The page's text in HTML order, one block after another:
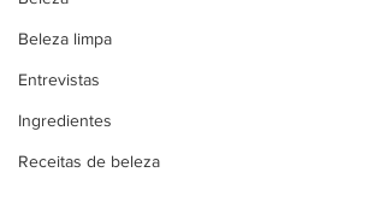
Beleza limpa
Entrevistas
Ingredientes
Receitas de beleza